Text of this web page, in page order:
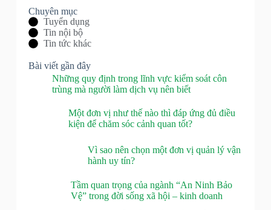
Chuyên mục
Tuyển dụng
Tin nội bộ
Tin tức khác
Bài viết gần đây
Những quy định trong lĩnh vực kiểm soát côn
trùng mà người làm dịch vụ nên biết
Một đơn vị như thế nào thì đáp ứng đủ điều
kiện để chăm sóc cảnh quan tốt?
Vì sao nên chọn một đơn vị quản lý vận
hành uy tín?
Tầm quan trọng của ngành “An Ninh Bảo
Vệ” trong đời sống xã hội – kinh doanh